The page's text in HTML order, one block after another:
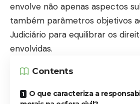
envolve não apenas aspectos
também parâmetros objetivos
Judiciário para equilibrar os
envolvidas.
Contents
O que caracteriza a